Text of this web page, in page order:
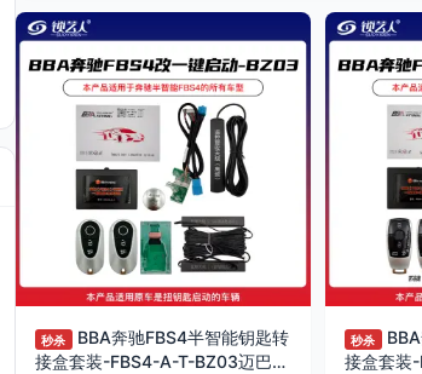
秒杀
BBA奔驰FBS4半智能钥匙转
接盒套装-FBS4-A-T-BZ03迈巴赫
秒杀
接盒套装